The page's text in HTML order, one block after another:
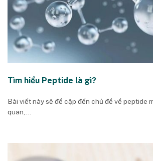
Tìm hiểu Peptide là gì?
Bài viết này sẽ đề cập đến chủ đề về peptide
quan,...